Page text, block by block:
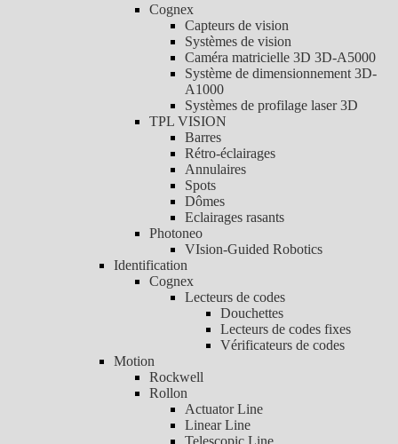
Cognex
Capteurs de vision
Systèmes de vision
Caméra matricielle 3D 3D-A5000
Système de dimensionnement 3D-
A1000
Systèmes de profilage laser 3D
TPL VISION
Barres
Rétro-éclairages
Annulaires
Spots
Dômes
Eclairages rasants
Photoneo
VIsion-Guided Robotics
Identification
Cognex
Lecteurs de codes
Douchettes
Lecteurs de codes fixes
Vérificateurs de codes
Motion
Rockwell
Rollon
Actuator Line
Linear Line
Telescopic Line